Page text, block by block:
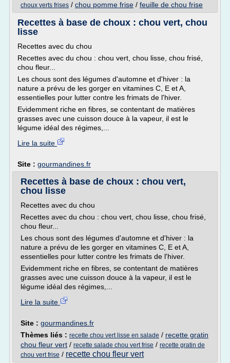
choux verts frises / chou pomme frise / feuille de chou frise
Recettes à base de choux : chou vert, chou
lisse
Recettes avec du chou
Recettes avec du chou : chou vert, chou lisse, chou frisé,
chou fleur...
Les chous sont des légumes d'automne et d'hiver : la
nature a prévu de les gorger en vitamines C, E et A,
essentielles pour lutter contre les frimats de l'hiver.
Evidemment riche en fibres, se contentant de matières
grasses avec une cuisson douce à la vapeur, il est le
légume idéal des régimes,...
Lire la suite
Site : gourmandines.fr
Recettes à base de choux : chou vert,
chou lisse
Recettes avec du chou
Recettes avec du chou : chou vert, chou lisse, chou frisé,
chou fleur...
Les chous sont des légumes d'automne et d'hiver : la
nature a prévu de les gorger en vitamines C, E et A,
essentielles pour lutter contre les frimats de l'hiver.
Evidemment riche en fibres, se contentant de matières
grasses avec une cuisson douce à la vapeur, il est le
légume idéal des régimes,...
Lire la suite
Site : gourmandines.fr
Thèmes liés : recette chou vert lisse en salade / recette gratin
chou fleur vert / recette salade chou vert frise / recette gratin de
chou vert frise / recette chou fleur vert